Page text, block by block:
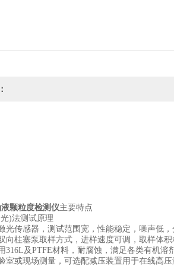
颗粒度检测仪主要特点
法测试原理
传感器，测试范围宽，性能稳定，噪声低，
柱塞泵取样方式，进样速度可调，取样体积
及PTFE材料，耐腐蚀，满足各类有机溶
或现场测量，可选配减压装置用于在线高压